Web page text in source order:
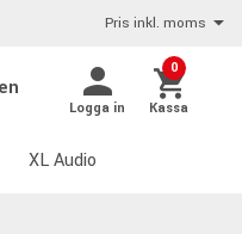
Pris inkl. moms
Logga in
0
Kassa
XL Audio